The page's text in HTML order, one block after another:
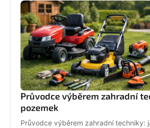
Průvodce výběrem zahradní
pozemek
Průvodce výběrem zahradní techniky: